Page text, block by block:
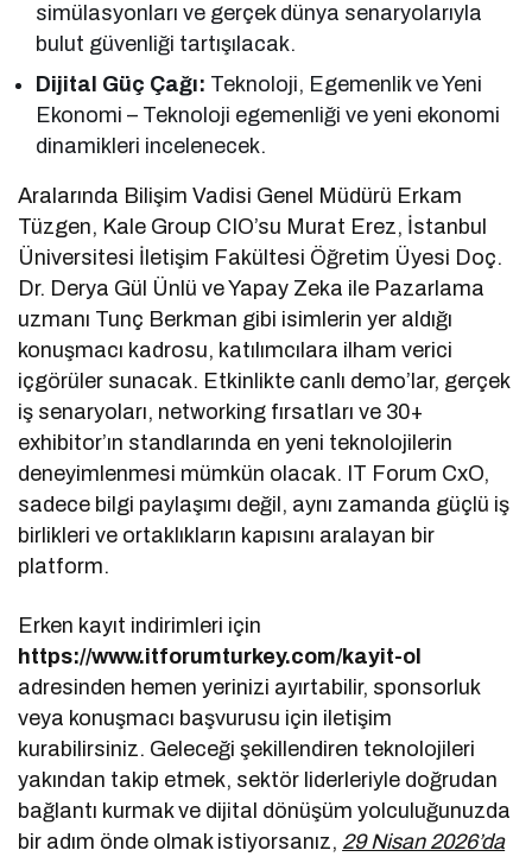
simülasyonları ve gerçek dünya senaryolarıyla
bulut güvenliği tartışılacak.
Dijital Güç Çağı: Teknoloji, Egemenlik ve Yeni
Ekonomi – Teknoloji egemenliği ve yeni ekonomi
dinamikleri incelenecek.
Aralarında Bilişim Vadisi Genel Müdürü Erkam
Tüzgen, Kale Group CIO’su Murat Erez, İstanbul
Üniversitesi İletişim Fakültesi Öğretim Üyesi Doç.
Dr. Derya Gül Ünlü ve Yapay Zeka ile Pazarlama
uzmanı Tunç Berkman gibi isimlerin yer aldığı
konuşmacı kadrosu, katılımcılara ilham verici
içgörüler sunacak. Etkinlikte canlı demo’lar, gerçek
iş senaryoları, networking fırsatları ve 30+
exhibitor’ın standlarında en yeni teknolojilerin
deneyimlenmesi mümkün olacak. IT Forum CxO,
sadece bilgi paylaşımı değil, aynı zamanda güçlü iş
birlikleri ve ortaklıkların kapısını aralayan bir
platform.
Erken kayıt indirimleri için
https://www.itforumturkey.com/kayit-ol
adresinden hemen yerinizi ayırtabilir, sponsorluk
veya konuşmacı başvurusu için iletişim
kurabilirsiniz. Geleceği şekillendiren teknolojileri
yakından takip etmek, sektör liderleriyle doğrudan
bağlantı kurmak ve dijital dönüşüm yolculuğunuzda
bir adım önde olmak istiyorsanız, 29 Nisan 2026’da